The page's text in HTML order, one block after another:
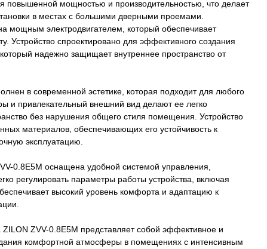
повышенной мощностью и производительностью, что делает
в местах с большими дверными проемами.
мощным электродвигателем, который обеспечивает
Устройство спроектировано для эффективного создания
надежно защищает внутреннее пространство от
в современной эстетике, которая подходит для любого
и привлекательный внешний вид делают ее легко
без нарушения общего стиля помещения. Устройство
материалов, обеспечивающих его устойчивость к
эксплуатацию.
0.8E5M оснащена удобной системой управления,
регулировать параметры работы устройства, включая
высокий уровень комфорта и адаптацию к
ZILON ZVV-0.8E5M представляет собой эффективное и
комфортной атмосферы в помещениях с интенсивным